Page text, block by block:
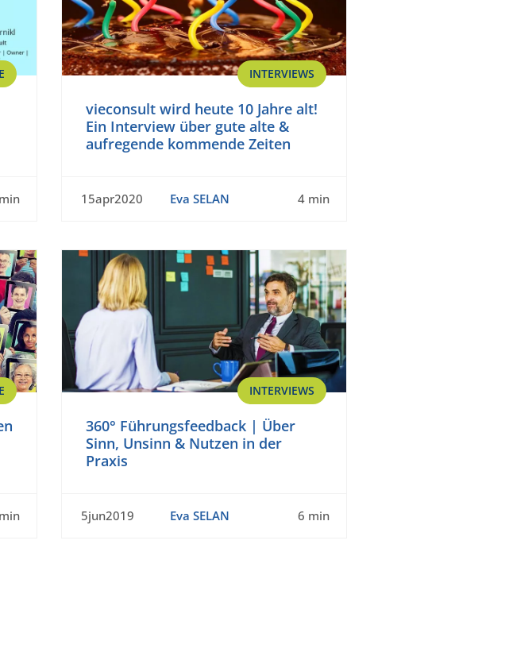
INTERVIEWS
vieconsult wird heute 10 Jahre alt!
Ein Interview über gute alte &
aufregende kommende Zeiten
15apr2020 Eva SELAN 4 min
INTERVIEWS
360° Führungsfeedback | Über
Sinn, Unsinn & Nutzen in der
Praxis
5jun2019 Eva SELAN 6 min